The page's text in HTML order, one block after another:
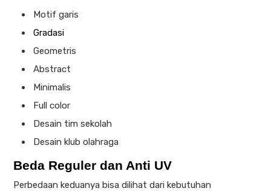
Motif garis
Gradasi
Geometris
Abstract
Minimalis
Full color
Desain tim sekolah
Desain klub olahraga
Beda Reguler dan Anti UV
Perbedaan keduanya bisa dilihat dari kebutuhan